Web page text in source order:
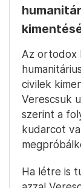
Az ortodox
civilek
Verescsuk
szerint a
kudarcot
Ha létre is